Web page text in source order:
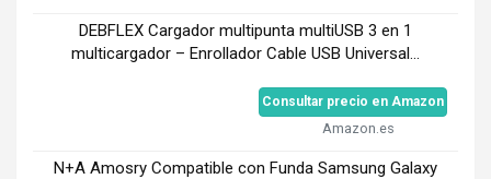
DEBFLEX Cargador multipunta multiUSB 3 en 1
multicargador – Enrollador Cable USB Universal...
Consultar precio en Amazon
Amazon.es
N+A Amosry Compatible con Funda Samsung Galaxy